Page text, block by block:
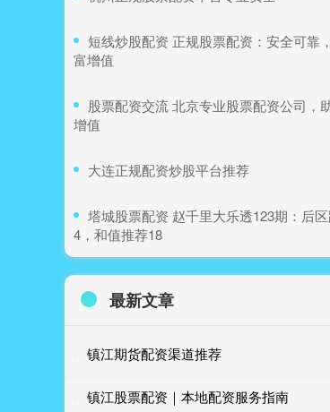
短线炒股配资 正规股票配资：安全可靠
富增值
股票配资交流 北京专业股票配资公司，
增值
​大连正规配资炒股平台推荐
塔城股票配资 赵千里大乐透123期：后
4，和值推荐18
最新文章
镇江期货配资渠道推荐
镇江股票配资｜本地配资服务指南